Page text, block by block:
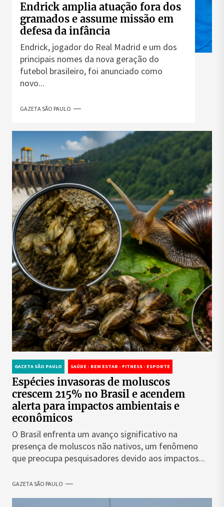
Endrick amplia atuação fora dos
gramados e assume missão em
defesa da infância
Endrick, jogador do Real Madrid e um dos
principais nomes da nova geração do
futebol brasileiro, foi anunciado como
novo...
GAZETA SÃO PAULO
GAZETA SÃO PAULO SAÚDE - BEM ESTAR - FITNESS - ESPORTE
Espécies invasoras de moluscos
crescem 215% no Brasil e acendem
alerta para impactos ambientais e
econômicos
O Brasil enfrenta um avanço significativo na
presença de moluscos não nativos, um fenômeno
que preocupa pesquisadores devido aos impactos...
GAZETA SÃO PAULO